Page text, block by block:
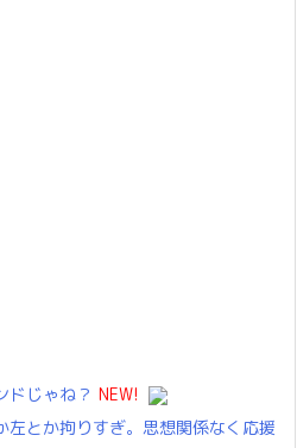
ドじゃね？ NEW!
左とか拘りすぎ。思想関係なく応援